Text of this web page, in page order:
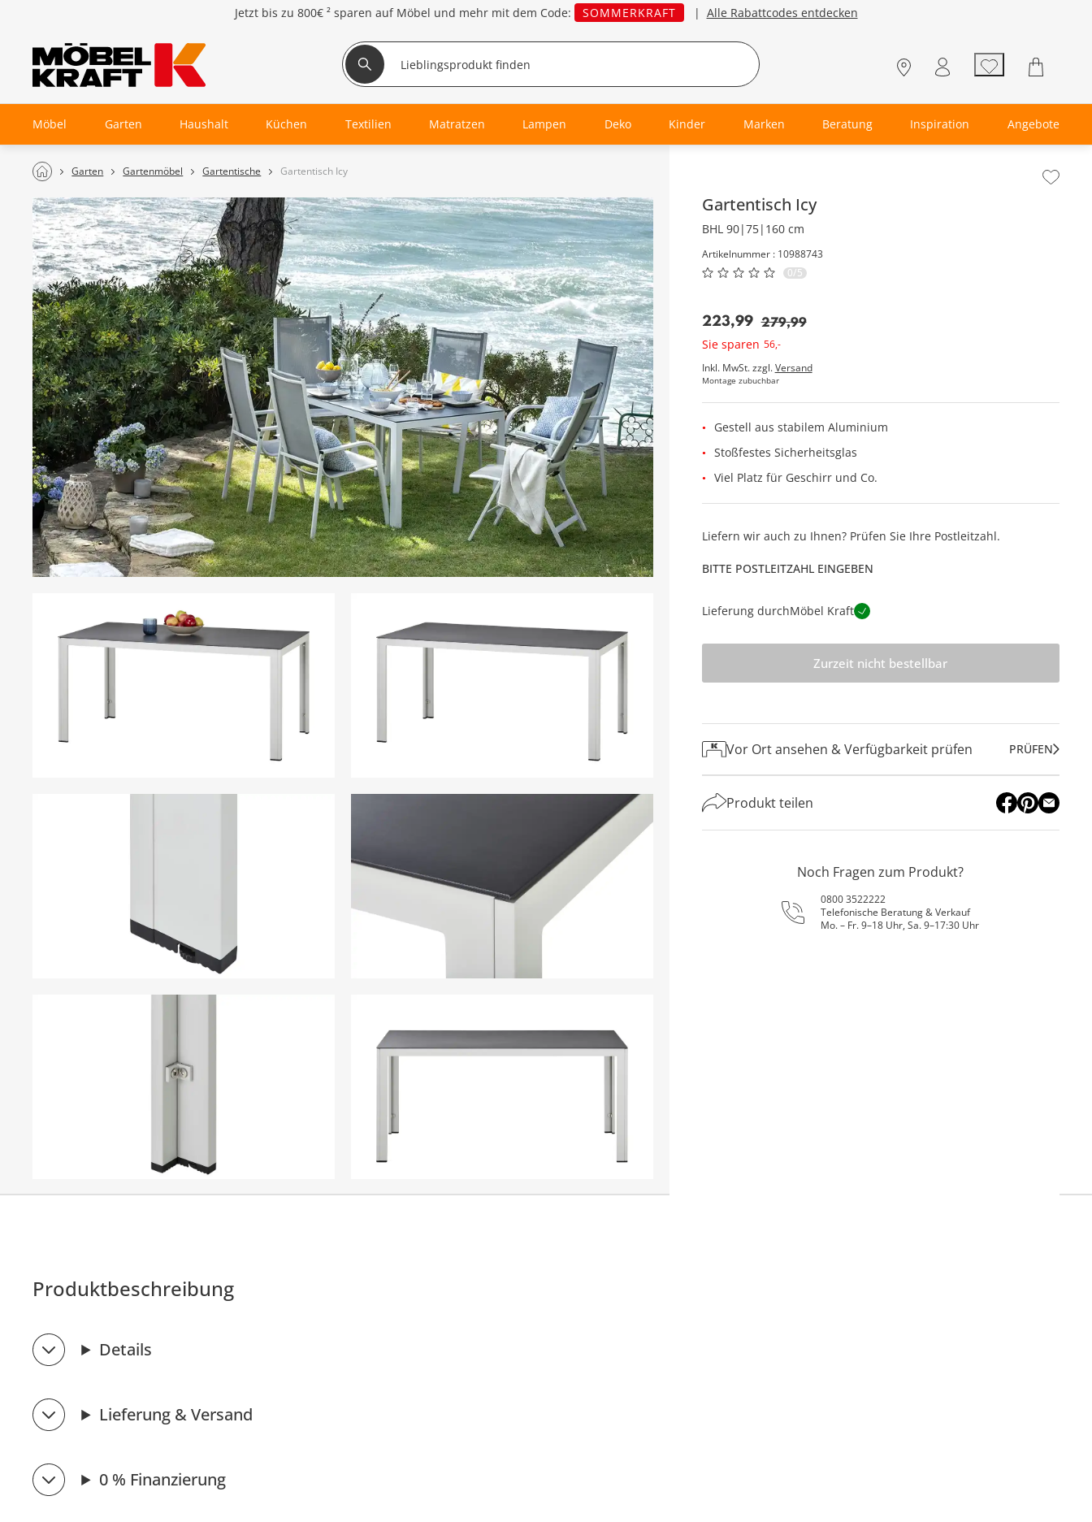
Jetzt bis zu 800€ ² sparen auf Möbel und mehr mit dem Code: SOMMERKRAFT | Alle Rabattcodes entdecken
Möbel Garten Haushalt Küchen Textilien Matratzen Lampen Deko Kinder Marken Beratung Inspiration Angebote
Garten Gartenmöbel Gartentische Gartentisch Icy
Gartentisch Icy
BHL 90|75|160 cm
Artikelnummer : 10988743
0/5
223,99 279,99
Sie sparen 56,-
Inkl. MwSt. zzgl.Versand
Montage zubuchbar
Gestell aus stabilem Aluminium
Stoßfestes Sicherheitsglas
Viel Platz für Geschirr und Co.
Liefern wir auch zu Ihnen? Prüfen Sie Ihre Postleitzahl.
BITTE POSTLEITZAHL EINGEBEN
Lieferung durchMöbel Kraft
Zurzeit nicht bestellbar
Vor Ort ansehen & Verfügbarkeit prüfen PRÜFEN
Produkt teilen
Noch Fragen zum Produkt?
0800 3522222
Telefonische Beratung & Verkauf
Mo. – Fr. 9–18 Uhr, Sa. 9–17:30 Uhr
Produktbeschreibung
Details
Lieferung & Versand
0 % Finanzierung